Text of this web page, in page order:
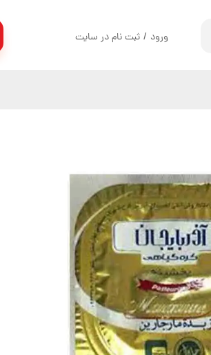
ورود / ثبت نام در سایت